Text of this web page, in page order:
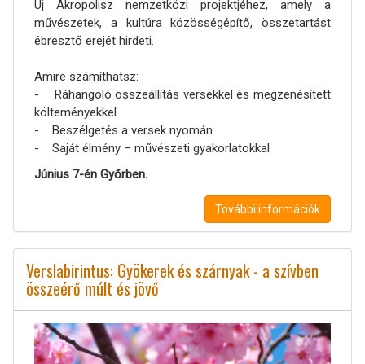
Új Akropolisz nemzetközi projektjéhez, amely a
művészetek, a kultúra közösségépítő, összetartást
ébresztő erejét hirdeti.
Amire számíthatsz:
- Ráhangoló összeállítás versekkel és megzenésített
költeményekkel
- Beszélgetés a versek nyomán
- Saját élmény – művészeti gyakorlatokkal
Június 7-én Győrben.
További információk
Verslabirintus: Gyökerek és szárnyak - a szívben
összeérő múlt és jövő